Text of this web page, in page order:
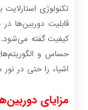
تکنولوژی
قابلیت دوربین‌ها
کیفیت گفته می‌شود.
حساس و
اشیاء را حتی در نور
مزایای